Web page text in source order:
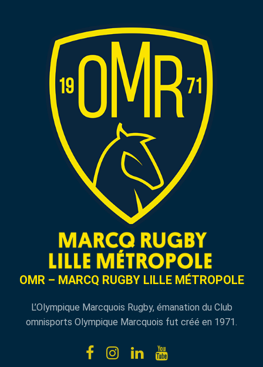
OMR – MARCQ RUGBY LILLE MÉTROPOLE
L’Olympique Marcquois Rugby, émanation du Club
omnisports Olympique Marcquois fut créé en 1971.